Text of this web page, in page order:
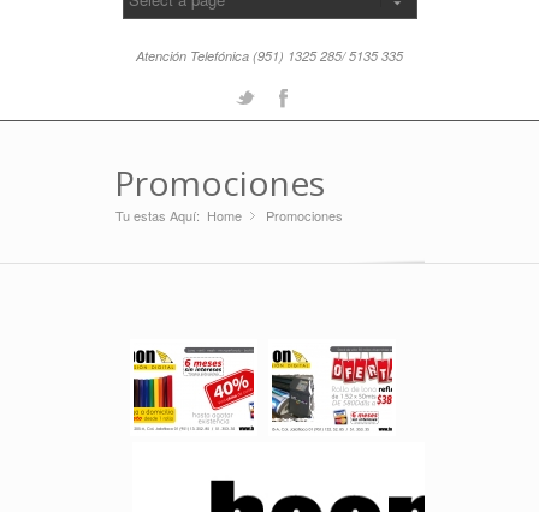
Atención Telefónica (951) 1325 285/ 5135 335
Twitter
Promociones
Tu estas Aquí: Home »
Promociones